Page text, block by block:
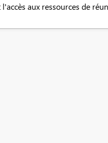
aux ressources de